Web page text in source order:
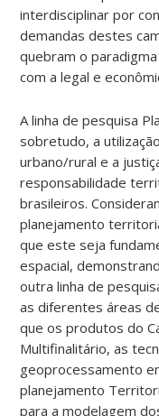
interdisciplinar por
demandas destes
quebram o
com a legal e
A linha de pesquisa
sobretudo, a
urbano/rural e a
responsabilidade
brasileiros.
planejamento
que este seja
espacial,
outra linha de
as diferentes áreas
que os produtos do
Multifinalitário, as
geoprocessamento
planejamento
para a modelagem